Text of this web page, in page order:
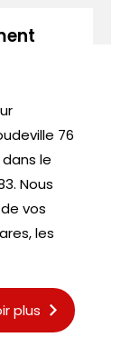
76
le
Nous
vos
les
plus